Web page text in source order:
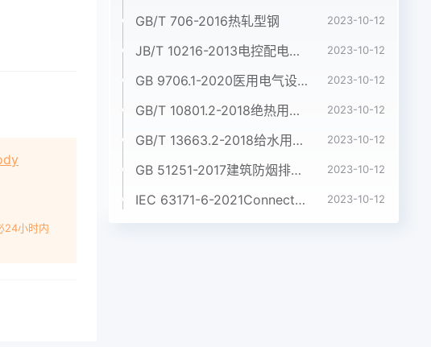
24小时内
GB/T 706-2016热轧型钢 2023-10-12
JB/T 10216-2013电控配电用电缆桥架 2023-10-12
GB 9706.1-2020医用电气设备 第1部分:基本安全和基本性能的通用要求 2023-10-12
GB/T 10801.2-2018绝热用挤塑聚苯乙烯泡沫塑料(XPS) 2023-10-12
GB/T 13663.2-2018给水用聚乙烯(PE)管道系统 第2部分:管材 2023-10-12
GB 51251-2017建筑防烟排烟系统技术标准 2023-10-12
IEC 63171-6-2021Connectors for electrical and electronic equipment - Part 6: Detail specification for 2-way and 4-way (data/power), shielded, free and fixed connectors for power and data transmission with frequencies up to 600 MHz 2023-10-12